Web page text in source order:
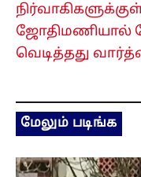
ஜோதிமணியால்
வெடித்தது
மேலும் படிங்க